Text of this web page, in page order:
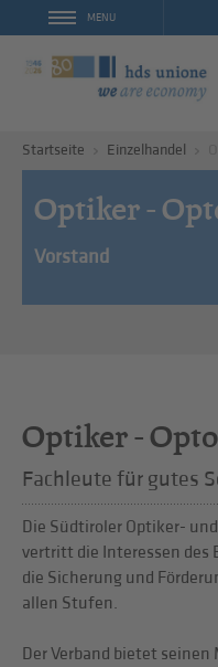
MENU
Startseite Einzelhandel
Optiker -
Vorstand
Optiker -
Fachleute für gutes
Die Südtiroler Optiker-
vertritt die Interessen des
die Sicherung und
allen Stufen.
Der Verband bietet